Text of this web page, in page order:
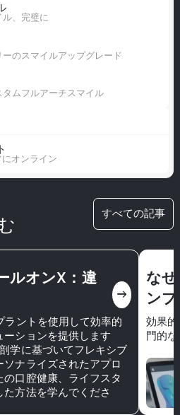
、完璧に
のスマイルアップグレード
ムフルアーチスマイル
オンライン
すべての記事
ルオンX：違
east
ラントを使用して効率的
ションを提供します
学に基づいてフレキシブ
ナライズされたアプロ
口腔健康、ライフスタ
方法を学んでくださ
な
ン
効果
門的